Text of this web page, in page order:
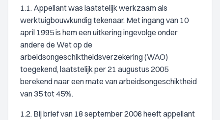
1.1. Appellant was laatstelijk werkzaam als
werktuigbouwkundig tekenaar. Met ingang van 10
april 1995 is hem een uitkering ingevolge onder
andere de Wet op de
arbeidsongeschiktheidsverzekering (WAO)
toegekend, laatstelijk per 21 augustus 2005
berekend naar een mate van arbeidsongeschiktheid
van 35 tot 45%.
1.2. Bij brief van 18 september 2006 heeft appellant